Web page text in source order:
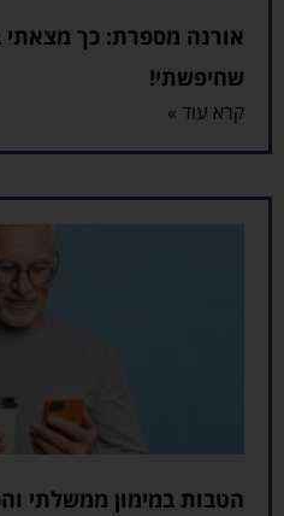
אורנה מספרת: כך מצאתי
שחיפשתי!
קרא עוד »
הטבות במימון ממשלתי